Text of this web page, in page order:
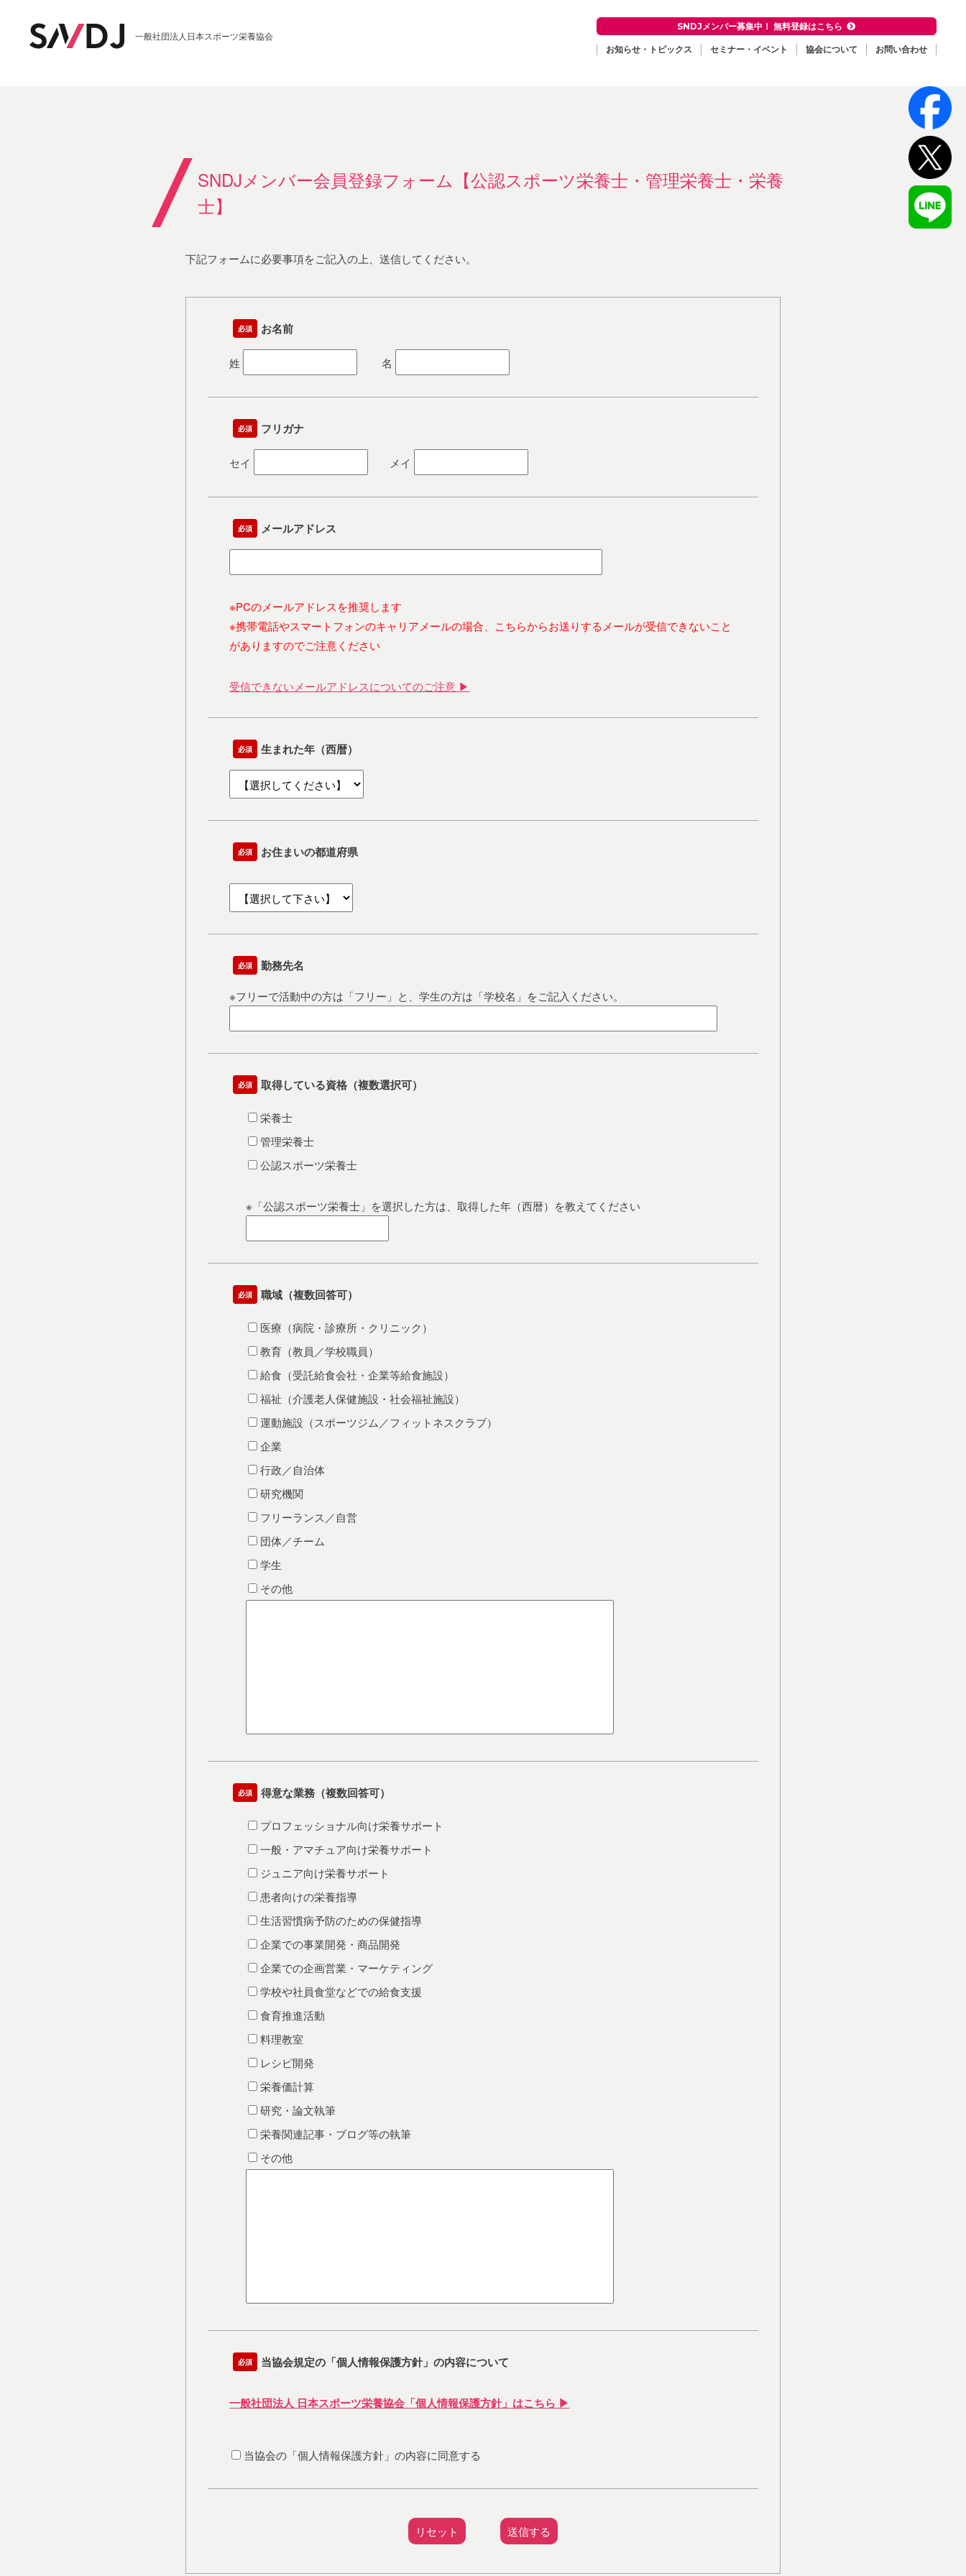
一般社団法人日本スポーツ栄養協会
SNDJメンバー募集中！ 無料登録はこちら
お知らせ・トピックス セミナー・イベント 協会について お問い合わせ
SNDJメンバー会員登録フォーム【公認スポーツ栄養士・管理栄養士・栄養
士】
下記フォームに必要事項をご記入の上、送信してください。
必須 お名前
姓 名
必須 フリガナ
セイ メイ
必須 メールアドレス
※PCのメールアドレスを推奨します
※携帯電話やスマートフォンのキャリアメールの場合、こちらからお送りするメールが受信できないこと
がありますのでご注意ください
受信できないメールアドレスについてのご注意 ▶
必須 生まれた年（西暦）
必須 お住まいの都道府県
必須 勤務先名
※フリーで活動中の方は「フリー」と、学生の方は「学校名」をご記入ください。
必須 取得している資格（複数選択可）
栄養士
管理栄養士
公認スポーツ栄養士
※「公認スポーツ栄養士」を選択した方は、取得した年（西暦）を教えてください
必須 職域（複数回答可）
医療（病院・診療所・クリニック）
教育（教員／学校職員）
給食（受託給食会社・企業等給食施設）
福祉（介護老人保健施設・社会福祉施設）
運動施設（スポーツジム／フィットネスクラブ）
企業
行政／自治体
研究機関
フリーランス／自営
団体／チーム
学生
その他
必須 得意な業務（複数回答可）
プロフェッショナル向け栄養サポート
一般・アマチュア向け栄養サポート
ジュニア向け栄養サポート
患者向けの栄養指導
生活習慣病予防のための保健指導
企業での事業開発・商品開発
企業での企画営業・マーケティング
学校や社員食堂などでの給食支援
食育推進活動
料理教室
レシピ開発
栄養価計算
研究・論文執筆
栄養関連記事・ブログ等の執筆
その他
必須 当協会規定の「個人情報保護方針」の内容について
一般社団法人 日本スポーツ栄養協会「個人情報保護方針」はこちら ▶
当協会の「個人情報保護方針」の内容に同意する
リセット 送信する